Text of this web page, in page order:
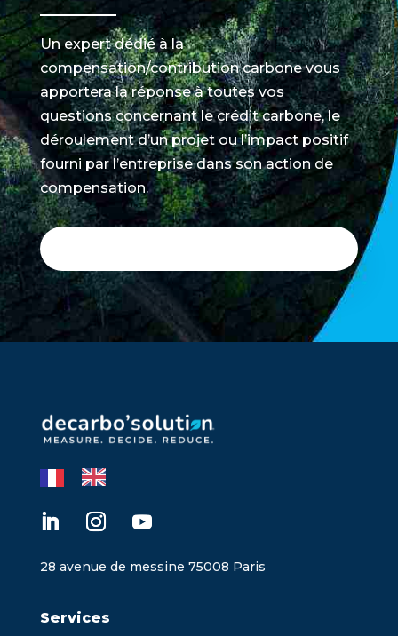
Un expert dédié à la
compensation/contribution carbone vous
apportera la réponse à toutes vos
questions concernant le crédit carbone, le
déroulement d’un projet ou l’impact positif
fourni par l’entreprise dans son action de
compensation.
28 avenue de messine 75008 Paris
Services